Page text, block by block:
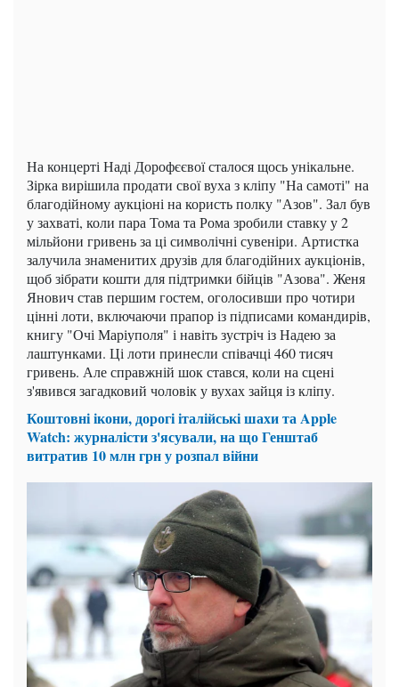
На концерті Наді Дорофєєвої сталося щось унікальне.
Зірка вирішила продати свої вуха з кліпу "На самоті" на
благодійному аукціоні на користь полку "Азов". Зал був
у захваті, коли пара Тома та Рома зробили ставку у 2
мільйони гривень за ці символічні сувеніри. Артистка
залучила знаменитих друзів для благодійних аукціонів,
щоб зібрати кошти для підтримки бійців "Азова". Женя
Янович став першим гостем, оголосивши про чотири
цінні лоти, включаючи прапор із підписами командирів,
книгу "Очі Маріуполя" і навіть зустріч із Надею за
лаштунками. Ці лоти принесли співачці 460 тисяч
гривень. Але справжній шок стався, коли на сцені
з'явився загадковий чоловік у вухах зайця із кліпу.
Коштовні ікони, дорогі італійські шахи та Apple
Watch: журналісти з'ясували, на що Генштаб
витратив 10 млн грн у розпал війни